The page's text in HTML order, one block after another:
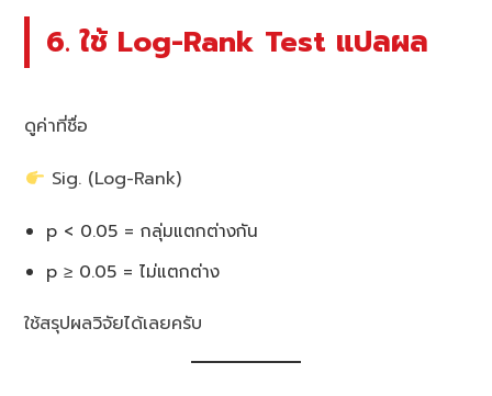
6. ใช้ Log-Rank Test แปลผล
ดูค่าที่ชื่อ
Sig. (Log-Rank)
p < 0.05 = กลุ่มแตกต่างกัน
p ≥ 0.05 = ไม่แตกต่าง
ใช้สรุปผลวิจัยได้เลยครับ